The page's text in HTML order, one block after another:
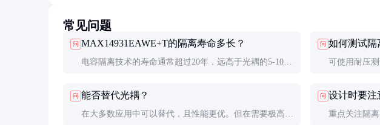
常见问题
问 MAX14931EAWE+T的隔离寿命多长？
电容隔离技术的寿命通常超过20年，远高于光耦的5-10
问 如何测试隔
可使用耐压
离电阻（应
问 能否替代光耦？
在大多数应用中可以替代，且性能更优。但在需要极高隔
问 设计时要注
重点关注隔